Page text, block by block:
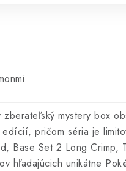
mystery box
pričom séria je
Base Set 2 Long Crimp,
unikátne